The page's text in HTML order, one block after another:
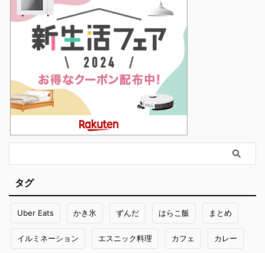
タグ
Uber Eats かき氷 ずんだ はらこ飯 まとめ
イルミネーション エスニック料理 カフェ カレー